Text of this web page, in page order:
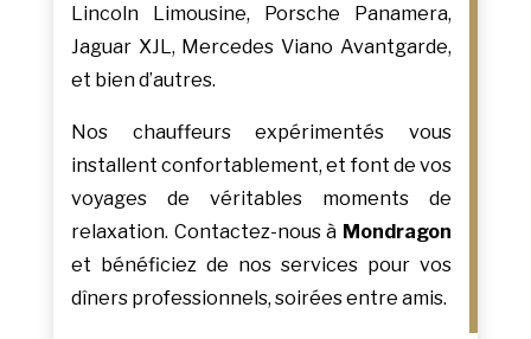
Lincoln Limousine, Porsche Panamera,
Jaguar XJL, Mercedes Viano Avantgarde,
et bien d’autres.
Nos chauffeurs expérimentés vous
installent confortablement, et font de vos
voyages de véritables moments de
relaxation. Contactez-nous à Mondragon
et bénéficiez de nos services pour vos
dîners professionnels, soirées entre amis.